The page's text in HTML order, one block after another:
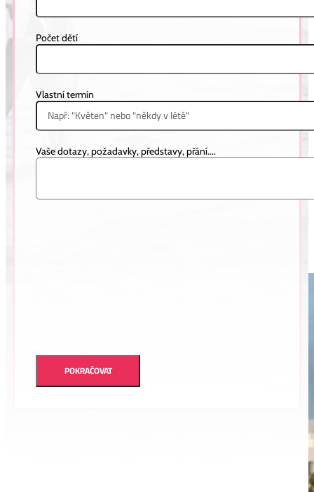
MAURICIUS
Helena & Pavel
Počet dětí
Vlastní termín
Vaše dotazy, požadavky, představy, přání....
POKRAČOVAT